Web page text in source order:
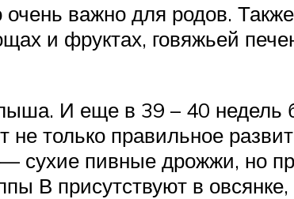
важно для родов.
и фруктах, говяжьей
И еще в 39 – 40 недель
только правильное
сухие пивные дрожжи, но
В присутствуют в